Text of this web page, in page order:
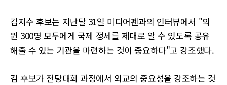
김지수 후보는 지난달 31일 미디어펜과의 인터뷰에서 "의
원 300명 모두에게 국제 정세를 제대로 알 수 있도록 공유
해줄 수 있는 기관을 마련하는 것이 중요하다"고 강조했다.
김 후보가 전당대회 과정에서 외교의 중요성을 강조하는 것